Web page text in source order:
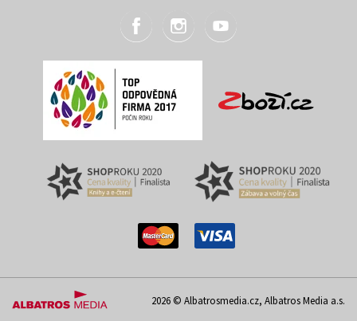
2026 © Albatrosmedia.cz, Albatros Media a.s.